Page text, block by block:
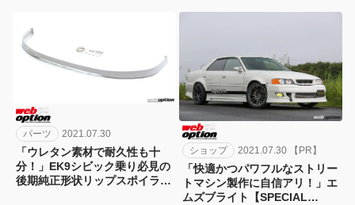
パーツ 2021.07.30
「ウレタン素材で耐久性も十
分！」EK9シビック乗り必見の
後期純正形状リップスポイラー
ショップ 2021.07.30 【PR】
「快適かつパワフルなストリー
トマシン製作に自信アリ！」エ
ムズブライト【SPECIAL